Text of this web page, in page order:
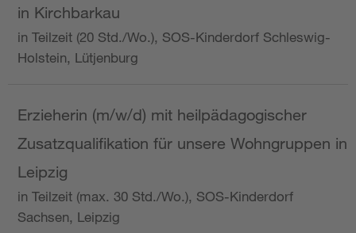
in Kirchbarkau
in Teilzeit (20 Std./Wo.), SOS-Kinderdorf Schleswig-
Holstein, Lütjenburg
Erzieherin (m/w/d) mit heilpädagogischer
Zusatzqualifikation für unsere Wohngruppen in
Leipzig
in Teilzeit (max. 30 Std./Wo.), SOS-Kinderdorf
Sachsen, Leipzig